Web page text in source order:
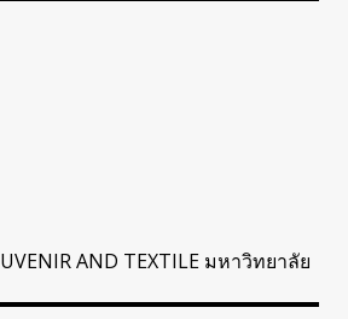
AND TEXTILE มหาวิทยาลัย